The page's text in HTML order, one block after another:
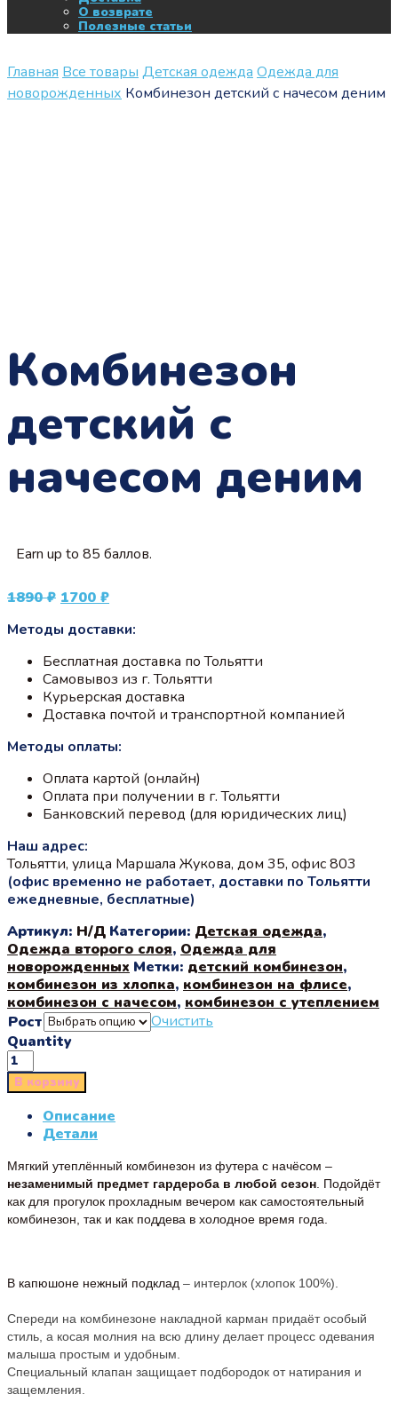
О возврате
Полезные статьи
Главная Все товары Детская одежда Одежда для
новорожденных Комбинезон детский с начесом деним
Комбинезон
детский с
начесом деним
Earn up to 85 баллов.
1890₽ Первоначальная
составляла
1700 ₽Текущая
1700 ₽.
Методы доставки:
Бесплатная доставка по Тольятти
Самовывоз из г. Тольятти
Курьерская доставка
Доставка почтой и транспортной компанией
Методы оплаты:
Оплата картой (онлайн)
Оплата при получении в г. Тольятти
Банковский перевод (для юридических лиц)
Наш адрес:
Тольятти, улица Маршала Жукова, дом 35, офис 803
(офис временно не работает, доставки по Тольятти
ежедневные, бесплатные)
Артикул: Н/Д Категории: Детская одежда,
Одежда второго слоя, Одежда для
новорожденных Метки: детский комбинезон,
комбинезон из хлопка, комбинезон на флисе,
комбинезон с начесом, комбинезон с утеплением
Рост
Очистить
Quantity
В корзину
Описание
Детали
Мягкий утеплённый комбинезон из футера с начёсом –
незаменимый предмет гардероба в любой сезон . Подойдёт
как для прогулок прохладным вечером как самостоятельный
комбинезон, так и как поддева в холодное время года.
В капюшоне нежный подклад – интерлок (хлопок 100%).
Спереди на комбинезоне накладной карман придаёт особый
стиль, а косая молния на всю длину делает процесс одевания
малыша простым и удобным.
Специальный клапан защищает подбородок от натирания и
защемления.